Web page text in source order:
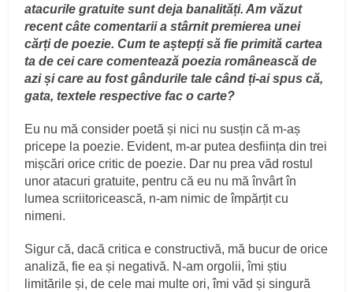
atacurile gratuite sunt deja banalități. Am văzut
recent câte comentarii a stârnit premierea unei
cărți de poezie. Cum te aștepți să fie primită cartea
ta de cei care comentează poezia românească de
azi și care au fost gândurile tale când ți-ai spus că,
gata, textele respective fac o carte?
Eu nu mă consider poetă și nici nu susțin că m-aș
pricepe la poezie. Evident, m-ar putea desființa din trei
mișcări orice critic de poezie. Dar nu prea văd rostul
unor atacuri gratuite, pentru că eu nu mă învârt în
lumea scriitoricească, n-am nimic de împărțit cu
nimeni.
Sigur că, dacă critica e constructivă, mă bucur de orice
analiză, fie ea și negativă. N-am orgolii, îmi știu
limitările și, de cele mai multe ori, îmi văd și singură